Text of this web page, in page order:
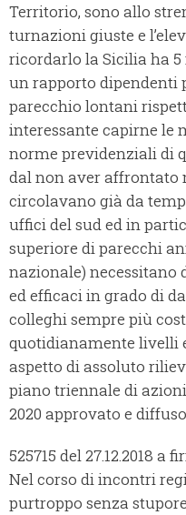
Territorio, sono allo
turnazioni giuste e
ricordarlo la Sicilia ha
un rapporto dipendenti
parecchio lontani
interessante capirne le
norme previdenziali di
dal non aver
circolavano già da
uffici del sud ed in
superiore di parecchi
nazionale) necessitano
ed efficaci in grado di
colleghi sempre più
quotidianamente livelli
aspetto di assoluto
piano triennale di
2020 approvato e
525715 del 27.12.2018 a
Nel corso di incontri
purtroppo senza